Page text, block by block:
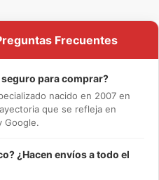
Frecuentes
para comprar?
nacido en 2007 en
que se refleja en
Google.
¿Hacen envíos a todo el